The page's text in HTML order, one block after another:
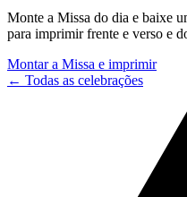
Monte a Missa do dia e baixe
para imprimir frente e verso e
Montar a Missa e imprimir
← Todas as celebrações